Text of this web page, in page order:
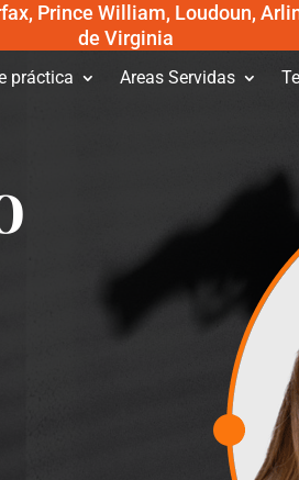
Prince William, Loudoun,
de Virginia
práctica Areas Servidas